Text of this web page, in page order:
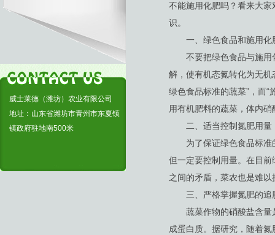
威士莱德（潍坊）农业有限公司
地址：山东省潍坊市青州市东夏镇
镇政府驻地南500米
不能施用化肥吗？看来大
识。
一、绿色食品和施用化
不要把绿色食品与施用化
解，使有机态氮转化为无
绿色食品标准的蔬菜”，而
用有机肥料的蔬菜，体内
二、适当控制氮肥用量
为了保证绿色食品标准的
但一定要控制用量。在目
之间的矛盾，菜农也是难以
三、严格掌握氮肥的追
蔬菜作物的硝酸盐含量是
成蛋白质。据研究，随着